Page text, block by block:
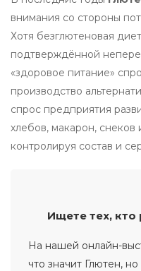
внимания со стороны
Хотя безглютеновая
подтверждённой
«здоровое питание»
производство
спрос предприятия
хлебов, макарон,
контролируя состав и
Ищете тех, кто
На нашей онлайн-
что значит Глютен,